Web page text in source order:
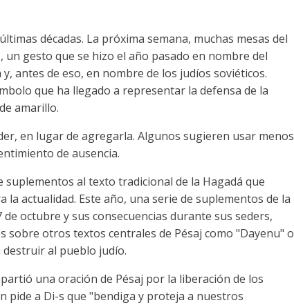
décadas. La próxima semana, muchas mesas del
gesto que se hizo el año pasado en nombre del
antes de eso, en nombre de los judíos soviéticos.
que ha llegado a representar la defensa de la
amarillo.
en lugar de agregarla. Algunos sugieren usar menos
de ausencia.
al texto tradicional de la Hagadá que
actualidad. Este año, una serie de suplementos de la
octubre y sus consecuencias durante sus seders,
otros textos centrales de Pésaj como "Dayenu" o
al pueblo judío.
una oración de Pésaj por la liberación de los
pide a Di-s que "bendiga y proteja a nuestros